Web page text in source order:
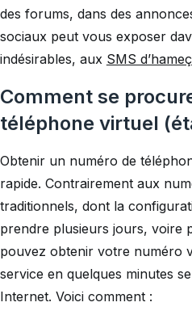
des forums, dans des
sociaux peut vous exposer
indésirables, aux SMS
Comment se
téléphone virtuel
Obtenir un numéro de
rapide. Contrairement aux
traditionnels, dont la
prendre plusieurs jours, voire
pouvez obtenir votre numéro
service en quelques minutes
Internet. Voici comment :